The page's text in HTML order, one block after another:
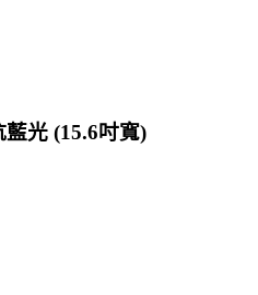
光 (15.6吋寬)